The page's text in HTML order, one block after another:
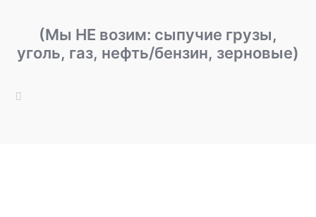
(Мы НЕ возим: сыпучие грузы,
уголь, газ, нефть/бензин, зерновые)